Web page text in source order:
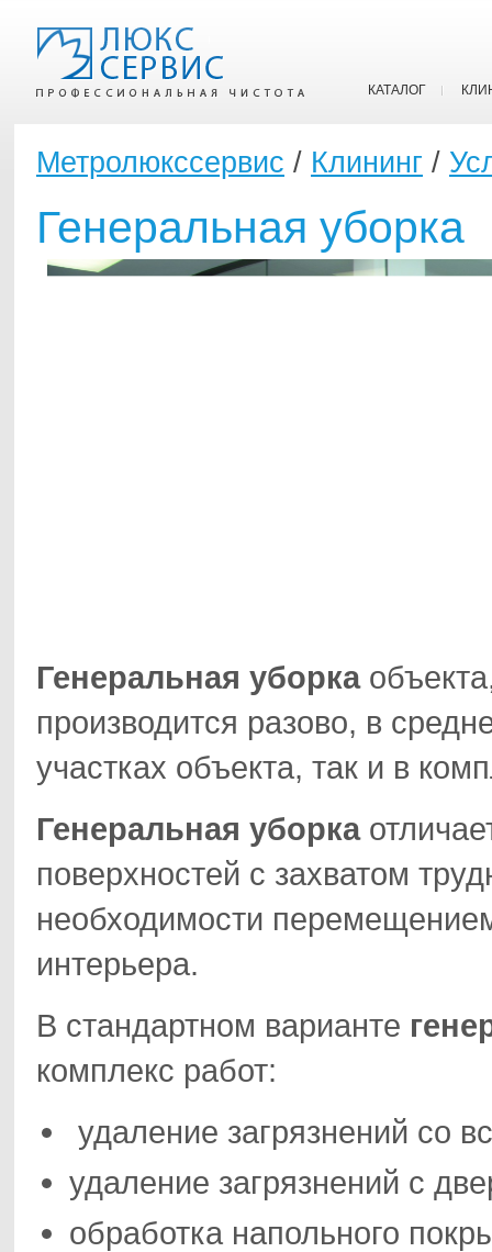
КАТАЛОГ
Метролюкссервис / Клининг /
Генеральная уборка
Генеральная уборка
производится разово, в
участках объекта, так и в
Генеральная уборка
поверхностей с захватом
необходимости
интерьера.
В стандартном варианте
комплекс работ:
удаление загрязнений со
удаление загрязнений с
обработка напольного